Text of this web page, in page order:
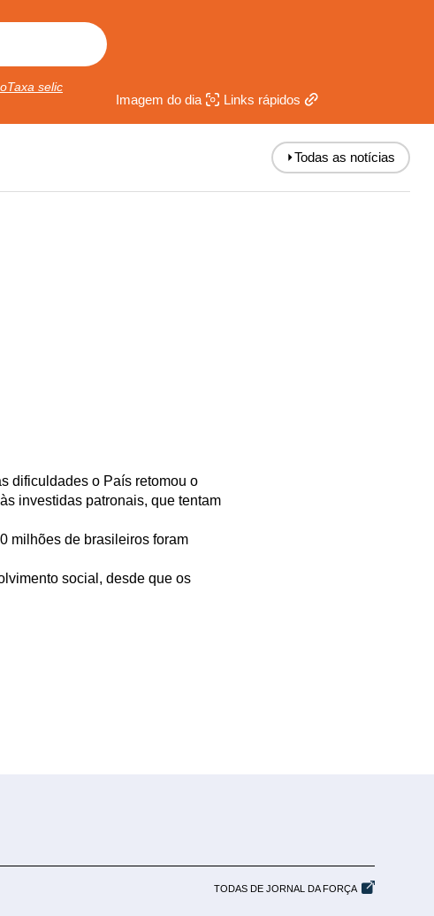
Taxa selic
Imagem do dia Links rápidos
⏵Todas as notícias
dificuldades o País retomou o
investidas patronais, que tentam
milhões de brasileiros foram
social, desde que os
TODAS DE JORNAL DA FORÇA